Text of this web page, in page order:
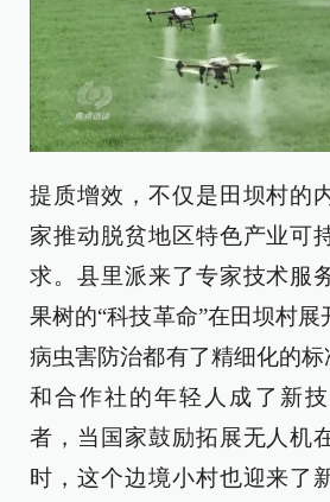
提质增效，不仅是田坝村的
家推动脱贫地区特色产业可
求。县里派来了专家技术服
果树的“科技革命”在田坝村展
病虫害防治都有了精细化的标
和合作社的年轻人成了新
者，当国家鼓励拓展无人机
时，这个边境小村也迎来了